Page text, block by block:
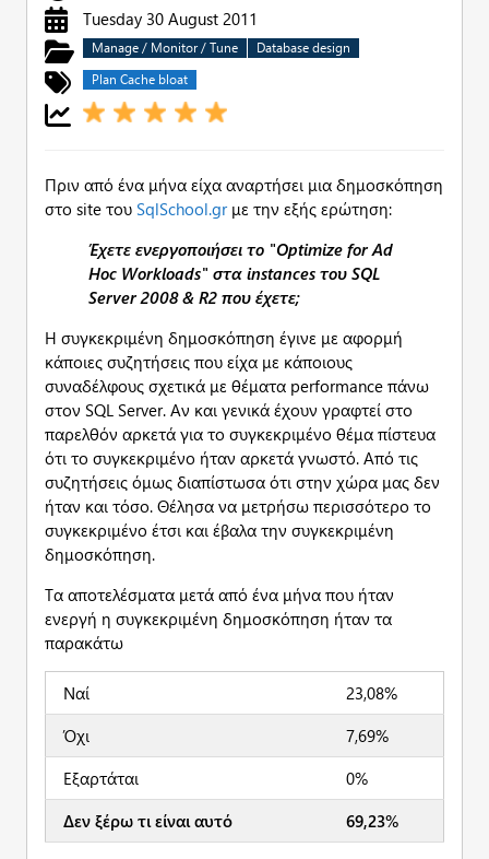
Tuesday 30 August 2011
Manage / Monitor / Tune
Database design
Plan Cache bloat
Πριν από ένα μήνα είχα αναρτήσει μια δημοσκόπηση
στο site του SqlSchool.grμε την εξής ερώτηση:
Έχετε ενεργοποιήσει το "Optimize forAd
Hoc Workloads" στα instances του SQL
Server 2008 & R2 που έχετε;
Η συγκεκριμένη δημοσκόπηση έγινε με αφορμή
κάποιες συζητήσεις που είχα με κάποιους
συναδέλφους σχετικά με θέματα performance πάνω
στον SQL Server. Αν και γενικά έχουν γραφτεί στο
παρελθόν αρκετά για το συγκεκριμένο θέμα πίστευα
ότι το συγκεκριμένο ήταν αρκετά γνωστό. Από τις
συζητήσεις όμως διαπίστωσα ότι στην χώρα μας δεν
ήταν και τόσο. Θέλησα να μετρήσω περισσότερο το
συγκεκριμένο έτσι και έβαλα την συγκεκριμένη
δημοσκόπηση.
Τα αποτελέσματα μετά από ένα μήνα που ήταν
ενεργή η συγκεκριμένη δημοσκόπηση ήταν τα
παρακάτω
Ναί
23,08%
Όχι
7,69%
Εξαρτάται
0%
Δεν ξέρω τι είναι αυτό
69,23%